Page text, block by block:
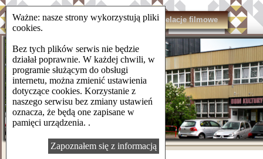
domkulturylsm.pl Kontakt Relacje filmowe
Ważne: nasze strony wykorzystują pliki
cookies.
Bez tych plików serwis nie będzie
działał poprawnie. W każdej chwili, w
programie służącym do obsługi
internetu, można zmienić ustawienia
dotyczące cookies. Korzystanie z
naszego serwisu bez zmiany ustawień
oznacza, że będą one zapisane w
pamięci urządzenia. .
Zapoznałem się z informacją